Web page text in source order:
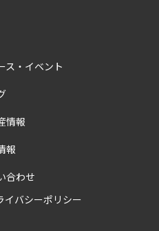
ス・イベント
情報
報
合わせ
イバシーポリシー